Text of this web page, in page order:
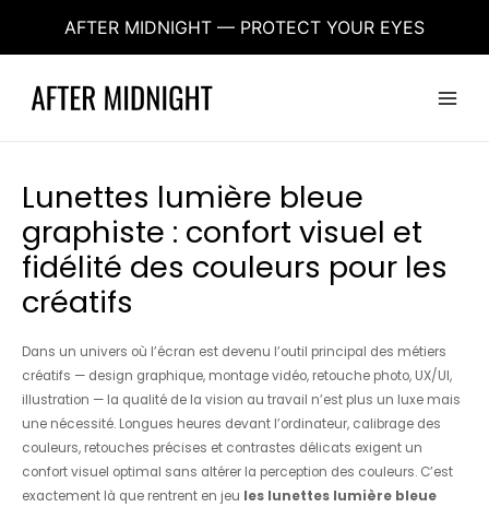
AFTER MIDNIGHT — PROTECT YOUR EYES
contenu
Menu
Lunettes lumière bleue
graphiste : confort visuel et
fidélité des couleurs pour les
créatifs
Dans un univers où l’écran est devenu l’outil principal des métiers
créatifs — design graphique, montage vidéo, retouche photo, UX/UI,
illustration — la qualité de la vision au travail n’est plus un luxe mais
une nécessité. Longues heures devant l’ordinateur, calibrage des
couleurs, retouches précises et contrastes délicats exigent un
confort visuel optimal sans altérer la perception des couleurs. C’est
exactement là que rentrent en jeu les lunettes lumière bleue